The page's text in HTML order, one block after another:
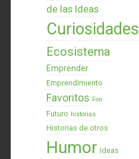
de las Ideas
Curiosidades
Ecosistema
Emprender
Emprendimiento
Favoritos Fon
Futuro historias
Historias de otros
Humor Ideas